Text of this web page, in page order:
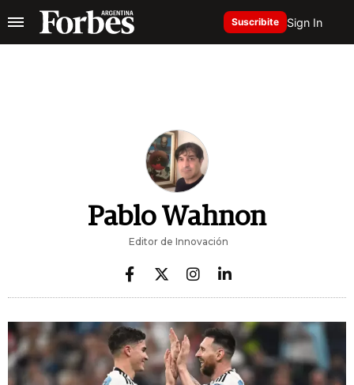
Suscribite Sign In
Pablo Wahnon
Editor de Innovación